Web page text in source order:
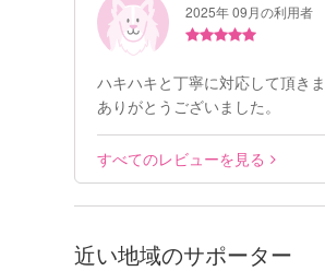
2025年 09月の利用者
ハキハキと丁寧に対応して頂きま
ありがとうございました。
すべてのレビューを見る
近い地域のサポーター